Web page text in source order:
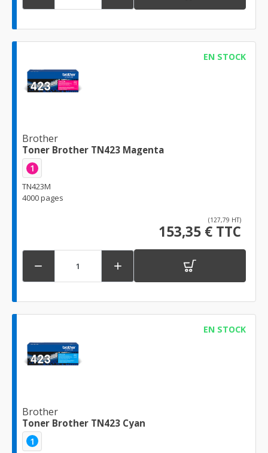
EN STOCK
Brother
Toner Brother TN423 Magenta
1
TN423M
4000 pages
(127,79 HT)
153,35 € TTC
 
EN STOCK
Brother
Toner Brother TN423 Cyan
1